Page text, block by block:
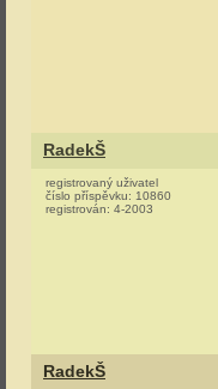
RadekŠ
registrovaný uživatel
číslo příspěvku: 10860
registrován: 4-2003
RadekŠ